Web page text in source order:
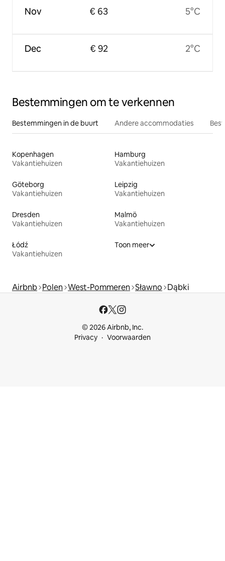
Nov
Dec
€ 63
€ 92
5°C
2°C
Bestemmingen om te verkennen
Bestemmingen in de buurt Andere accommodaties
Kopenhagen
Vakantiehuizen
Hamburg
Vakantiehuizen
Göteborg
Vakantiehuizen
Leipzig
Vakantiehuizen
Dresden
Vakantiehuizen
Malmö
Vakantiehuizen
Łódź
Vakantiehuizen
Toon meer
Airbnb Polen West-Pommeren Sławno Dąbki
© 2026 Airbnb, Inc.
Privacy
Voorwaarden